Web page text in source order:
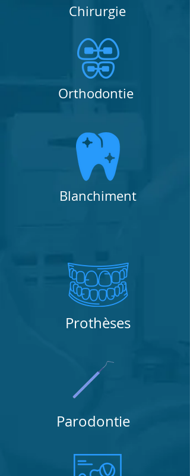
Chirurgie
Orthodontie
Blanchiment
Prothèses
Parodontie